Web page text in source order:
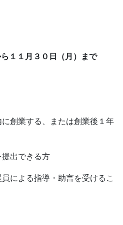
１１月３０日（月）まで
創業する、または創業後１年
出できる方
による指導・助言を受けるこ